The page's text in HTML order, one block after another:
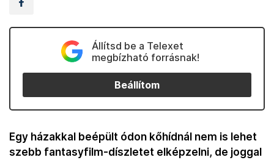
Állítsd be a Telexet
megbízható forrásnak!
Beállítom
Egy házakkal beépült ódon kőhídnál nem is lehet
szebb fantasyfilm-díszletet elképzelni, de joggal